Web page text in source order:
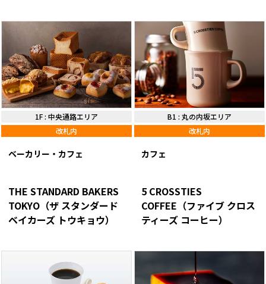
1F: 中央通路エリア
改札内
ベーカリー・カフェ
THE STANDARD BAKERS
TOKYO（ザ スタンダード
ベイカーズ トウキョウ）
B1 : 丸の内坂エリア
改札内
カフェ
5 CROSSTIES
COFFEE（ファイブ クロス
ティーズ コーヒー）